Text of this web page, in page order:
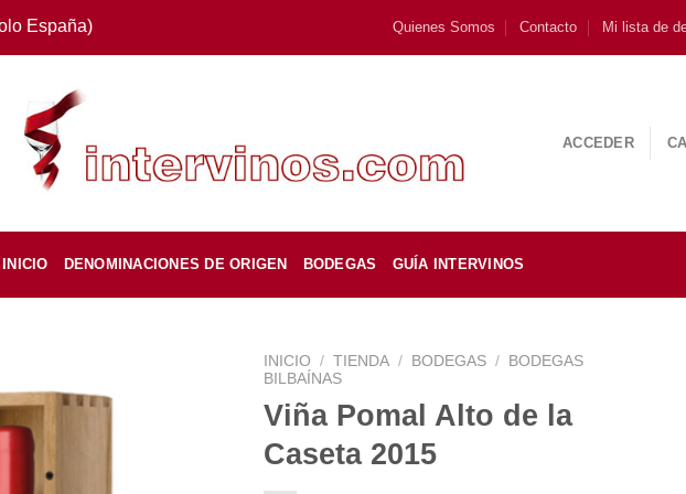
España) Quienes Somos Contacto Mi lista de
ACCEDER
INICIO DENOMINACIONES DE ORIGEN BODEGAS GUÍA INTERVINOS
INICIO / TIENDA / BODEGAS /
BODEGAS
BILBAÍNAS
Viña Pomal Alto de la
Caseta 2015